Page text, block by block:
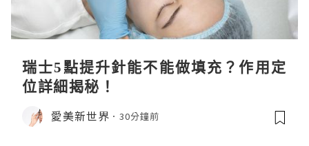
瑞士5點提升針能不能做填充？作用定
位詳細揭秘！
愛美新世界 30分鐘前